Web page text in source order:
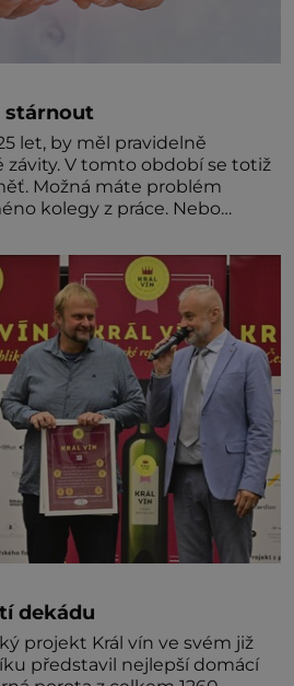
stárnout
let, by měl pravidelně
závity. V tomto období se totiž
Možná máte problém
kolegy z práce. Nebo
opravdu tak, s věkem jako
stávkovat. Cvičte
dekádu
projekt Král vín ve svém již
představil nejlepší domácí